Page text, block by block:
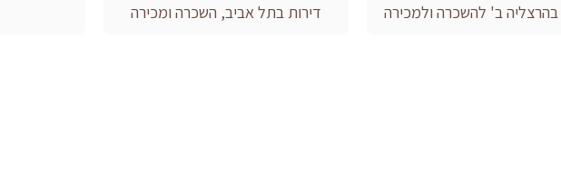
בהרצליה ב' להשכרה ולמכירה דירות בתל אביב, השכרה ומכירה